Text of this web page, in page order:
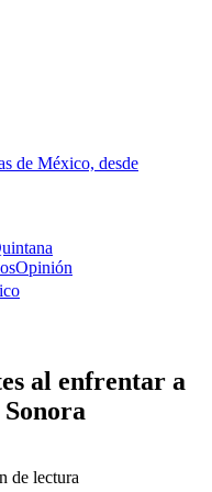
de México, desde
Opinión
al enfrentar a
de lectura